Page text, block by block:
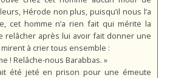
Hérode non plus, puisqu’il nous l’a
cet homme n’a rien fait qui mérite la
relâcher après lui avoir fait donner une
mirent à crier tous ensemble :
! Relâche-nous Barabbas. »
été jeté en prison pour une émeute